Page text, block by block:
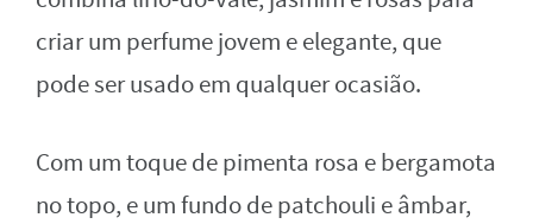
criar um perfume jovem e elegante, que
pode ser usado em qualquer ocasião.
Com um toque de pimenta rosa e bergamota
no topo, e um fundo de patchouli e âmbar,